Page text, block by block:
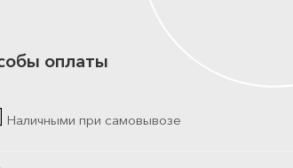
оплаты
Наличными при самовывозе